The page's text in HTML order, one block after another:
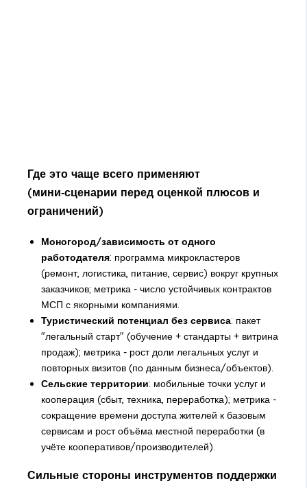
Где это чаще всего применяют
(мини‑сценарии перед оценкой плюсов и
ограничений)
Моногород/зависимость от одного
работодателя: программа микрокластеров
(ремонт, логистика, питание, сервис) вокруг крупных
заказчиков; метрика - число устойчивых контрактов
МСП с якорными компаниями.
Туристический потенциал без сервиса: пакет
"легальный старт" (обучение + стандарты + витрина
продаж); метрика - рост доли легальных услуг и
повторных визитов (по данным бизнеса/объектов).
Сельские территории: мобильные точки услуг и
кооперация (сбыт, техника, переработка); метрика -
сокращение времени доступа жителей к базовым
сервисам и рост объёма местной переработки (в
учёте кооперативов/производителей).
Сильные стороны инструментов поддержки